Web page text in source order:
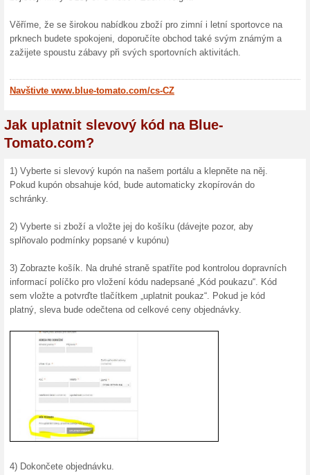
Zaregistrujte se k odběru
výši 10 €. Navíc se jako první
Skončené nabídky... (2x)
Více o Blue-
Nakupování na Blue-
Blue Tomato je obchod,
ve snowboardingu
která přerostla v online
boardový životní styl.